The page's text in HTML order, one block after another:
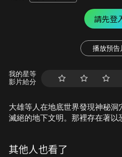
請先登
播放預告
我的星等
影片給分
大雄等人在地底世界發現神秘洞
滅絕的地下文明。那裡存在著以
其他人也看了